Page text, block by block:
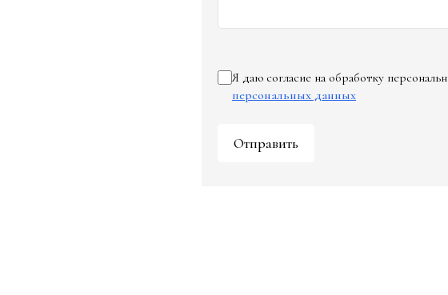
Я даю согласие на обработку
персональных данных
Отправить